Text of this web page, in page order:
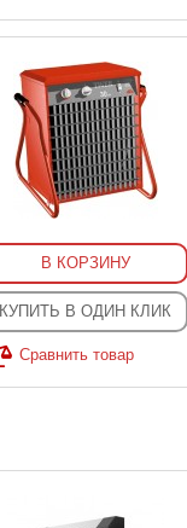
В КОРЗИНУ
КУПИТЬ В ОДИН КЛИК
Сравнить товар